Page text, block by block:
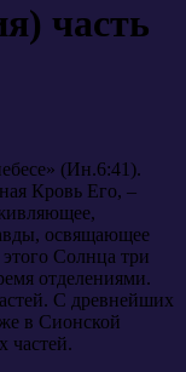
часть
(Ин.6:41).
Кровь Его, –
освящающее
Солнца три
отделениями.
С древнейших
в Сионской
частей.